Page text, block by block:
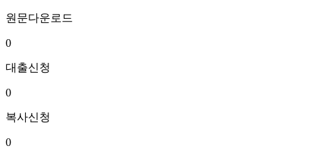
원문다운로드
0
대출신청
0
복사신청
0